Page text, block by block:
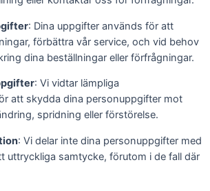
: Dina uppgifter används för att
förbättra vår service, och vid behov
dina beställningar eller förfrågningar.
: Vi vidtar lämpliga
att skydda dina personuppgifter mot
spridning eller förstörelse.
: Vi delar inte dina personuppgifter med
uttryckliga samtycke, förutom i de fall där